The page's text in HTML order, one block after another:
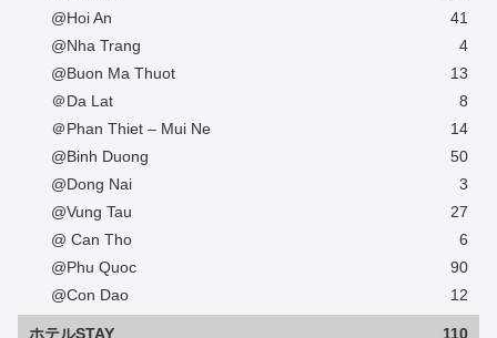
@Hoi An
41
@Nha Trang
4
@Buon Ma Thuot
13
＠Da Lat
8
＠Phan Thiet – Mui Ne
14
@Binh Duong
50
@Dong Nai
3
@Vung Tau
27
@ Can Tho
6
@Phu Quoc
90
@Con Dao
12
ホテルSTAY 110